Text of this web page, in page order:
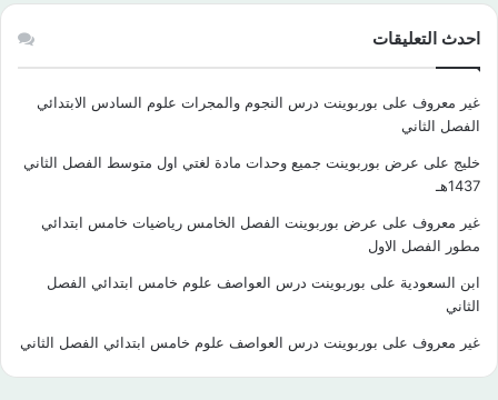
احدث التعليقات
غير معروف على بوربوينت درس النجوم والمجرات علوم السادس الابتدائي
الفصل الثاني
خليج على عرض بوربوينت جميع وحدات مادة لغتي اول متوسط الفصل الثاني
1437هـ
غير معروف على عرض بوربوينت الفصل الخامس رياضيات خامس ابتدائي
مطور الفصل الاول
ابن السعودية على بوربوينت درس العواصف علوم خامس ابتدائي الفصل
الثاني
غير معروف على بوربوينت درس العواصف علوم خامس ابتدائي الفصل الثاني